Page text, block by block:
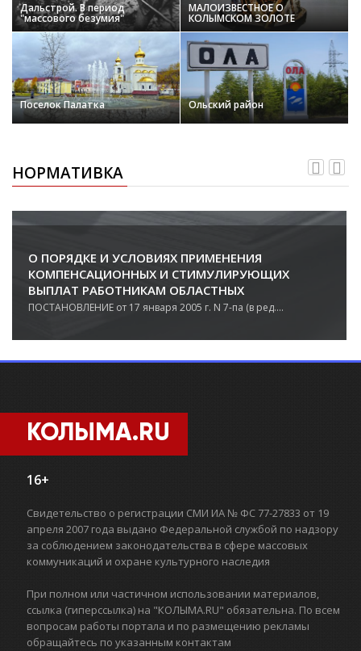
Дальстрой. В период
"массового безумия"
МАЛОИЗВЕСТНОЕ О
КОЛЫМСКОМ ЗОЛОТЕ
Поселок Палатка Ольский район
НОРМАТИВКА
О ПОРЯДКЕ И УСЛОВИЯХ ПРИМЕНЕНИЯ
КОМПЕНСАЦИОННЫХ И СТИМУЛИРУЮЩИХ
ВЫПЛАТ РАБОТНИКАМ ОБЛАСТНЫХ
ГОСУДАРСТВЕННЫХ УЧРЕЖДЕНИЙ ВЕТЕРИНАРИИ
ПОСТАНОВЛЕНИЕ от 17 января 2005 г. N 7-па (в ред....
КОЛЫМА.RU
16+
Свидетельство о регистрации СМИ ИА № ФС 77-27833 от 19
апреля 2007 года выдано Федеральной службой по надзору
за соблюдением законодательства в сфере массовых
коммуникаций и охране культурного наследия
При полном или частичном использовании материалов,
ссылка (гиперссылка) на "КОЛЫМА.RU" обязательна. По всем
вопросам работы портала и по размещению рекламы
обращайтесь по указанным контактам